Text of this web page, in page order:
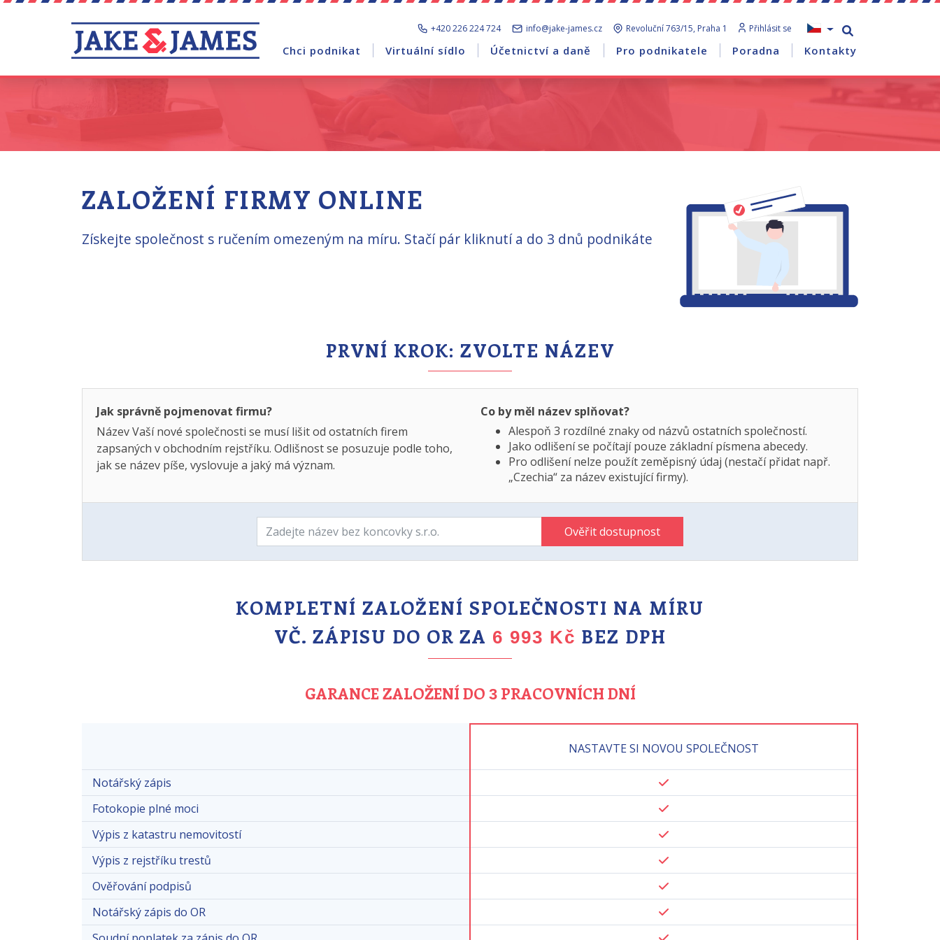
+420 226 224 724 info@jake-james.cz Revoluční 763/15, Praha 1 Přihlásit se
Chci podnikat Virtuální sídlo Účetnictví a daně Pro podnikatele Poradna Kontakty
ZALOŽENÍ FIRMY ONLINE
Získejte společnost s ručením omezeným na míru. Stačí pár kliknutí a do 3 dnů podnikáte
PRVNÍ KROK: ZVOLTE NÁZEV
Jak správně pojmenovat firmu?
Název Vaší nové společnosti se musí lišit od ostatních firem
zapsaných v obchodním rejstříku. Odlišnost se posuzuje podle toho,
jak se název píše, vyslovuje a jaký má význam.
Co by měl název splňovat?
Alespoň 3 rozdílné znaky od názvů ostatních společností.
Jako odlišení se počítají pouze základní písmena abecedy.
Pro odlišení nelze použít zeměpisný údaj (nestačí přidat např.
„Czechia“ za název existující firmy).
Ověřit dostupnost
KOMPLETNÍ ZALOŽENÍ SPOLEČNOSTI NA MÍRU
VČ. ZÁPISU DO OR ZA 6 993 Kč BEZ DPH
GARANCE ZALOŽENÍ DO 3PRACOVNÍCH DNÍ
NASTAVTE SI NOVOU SPOLEČNOST
Notářský zápis
Fotokopie plné moci
Výpis z katastru nemovitostí
Výpis z rejstříku trestů
Ověřování podpisů
Notářský zápis do OR